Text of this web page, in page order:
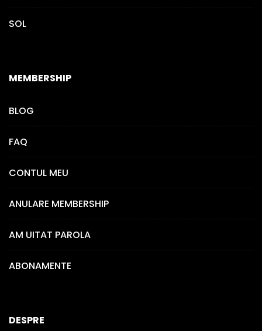
SOL
MEMBERSHIP
BLOG
FAQ
CONTUL MEU
ANULARE MEMBERSHIP
AM UITAT PAROLA
ABONAMENTE
DESPRE